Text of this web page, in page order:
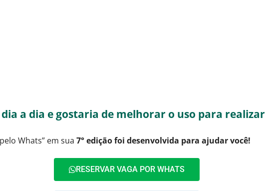
a dia e gostaria de melhorar o uso para realizar
Whats” em sua 7° edição foi desenvolvida para ajudar você!
RESERVAR VAGA POR WHATS